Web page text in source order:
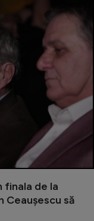
finala de la
Ceaușescu să